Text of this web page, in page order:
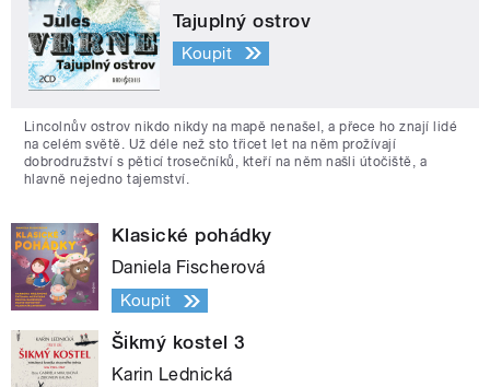
Tajuplný ostrov
Koupit
Lincolnův ostrov nikdo nikdy na mapě nenašel, a přece ho znají lidé
na celém světě. Už déle než sto třicet let na něm prožívají
dobrodružství s pěticí trosečníků, kteří na něm našli útočiště, a
hlavně nejedno tajemství.
Klasické pohádky
Daniela Fischerová
Koupit
Šikmý kostel 3
Karin Lednická